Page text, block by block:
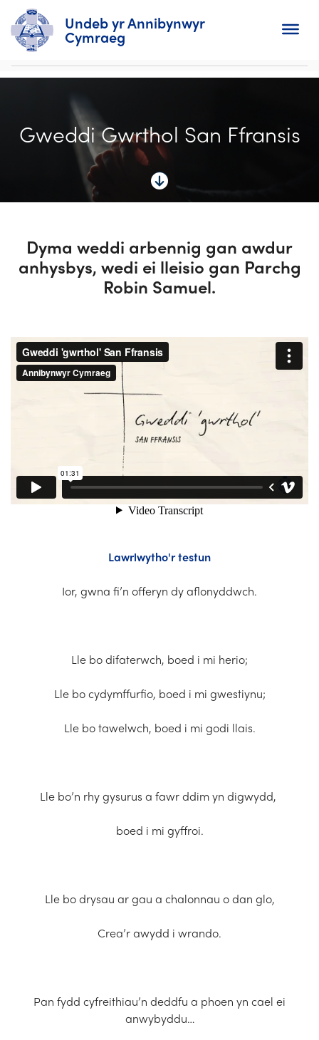
Undeb yr Annibynwyr
Cymraeg
Hafan
Amdanom
I'r Eglwysi
Gweithgaredd
Darganfyddwr Eglwysi
Hyfforddiant
Cysylltwch â Ni
Gweddi Gwrthol San Ffransis
Dyma weddi arbennig gan awdur
anhysbys, wedi ei lleisio gan Parchg
Robin Samuel.
Lawrlwytho'r testun
Ior, gwna fi’n offeryn dy aflonyddwch.
Lle bo difaterwch, boed i mi herio;
Lle bo cydymffurfio, boed i mi gwestiynu;
Lle bo tawelwch, boed i mi godi llais.
Lle bo’n rhy gysurus a fawr ddim yn digwydd,
boed i mi gyffroi.
Lle bo drysau ar gau a chalonnau o dan glo,
Crea’r awydd i wrando.
Pan fydd cyfreithiau’n deddfu a phoen yn cael ei
anwybyddu…